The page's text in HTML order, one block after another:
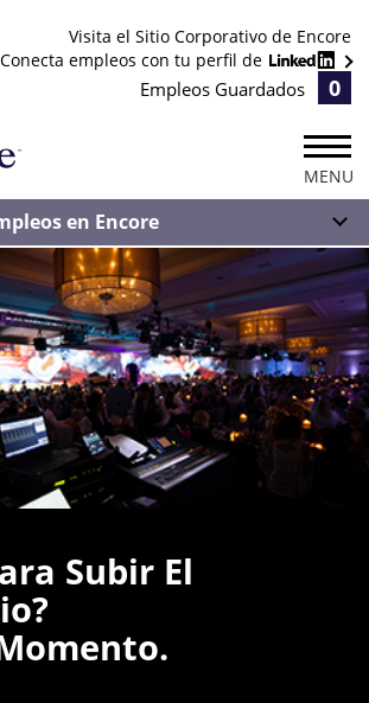
Visita el Sitio Corporativo de Encore
Conecta empleos con tu perfil de
Empleos Guardados 0
MENU
en Encore
Subir El